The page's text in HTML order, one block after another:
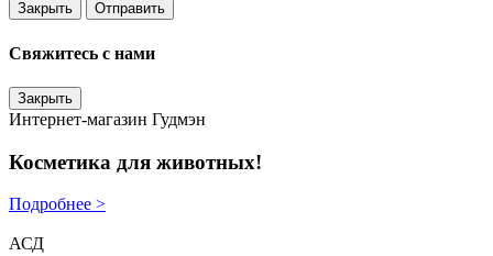
Закрыть
Свяжитесь с нами
Закрыть
Интернет-магазин Гудмэн
Косметика для животных!
Подробнее >
АСД